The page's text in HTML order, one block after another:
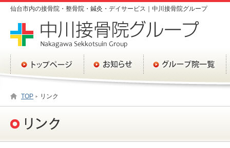
仙台市内の接骨院・整骨院・鍼灸・デイサービス｜中川接骨院グループ
TOP リンク